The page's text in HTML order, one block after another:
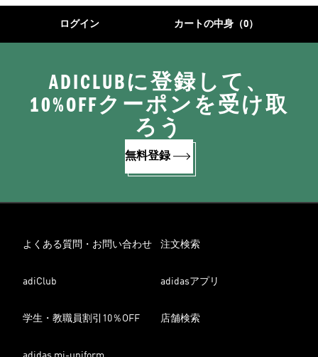
ログイン カートの中身（0）
ADICLUBに登録して、
10%OFFクーポンを受け取
ろう
無料登録
よくある質問・お問い合わせ 注文検索
adiClub adidasアプリ
学生・教職員割引10％OFF 店舗検索